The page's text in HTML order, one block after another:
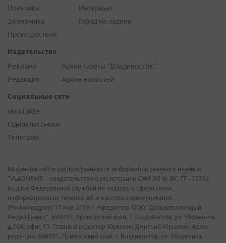
Политика
Экономика
Происшествия
Интервью
Город на ладони
Издательство
Реклама
Редакция
Архив газеты "Владивосток"
Архив новостей
Социальные сети
vkontakte
Одноклассники
Телеграм
На данном сайте распространяется информация сетевого издания
"VLADNEWS" - свидетельство о регистрации СМИ ЭЛ № ФС 77 - 72742,
выдано Федеральной службой по надзору в сфере связи,
информационных технологий и массовых коммуникаций
(Роскомнадзор) 17 мая 2018 г. Учредитель ООО "Дальневосточный
Медиа Центр". 690091, Приморский край, г. Владивосток, ул. Уборевича,
д.20А, офис 13. Главный редактор Юркевич Дмитрий Юрьевич. Адрес
редакции: 690091, Приморский край, г. Владивосток, ул. Уборевича,